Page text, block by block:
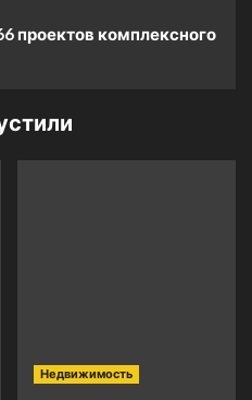
проектов комплексного
Недвижимость